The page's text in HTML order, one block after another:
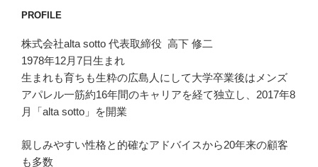
PROFILE
株式会社alta sotto 代表取締役 高下 修二
1978年12月7日生まれ
生まれも育ちも生粋の広島人にして大学卒業後はメンズ
アパレル一筋約16年間のキャリアを経て独立し、2017年8
月「alta sotto」を開業
親しみやすい性格と的確なアドバイスから20年来の顧客
も多数